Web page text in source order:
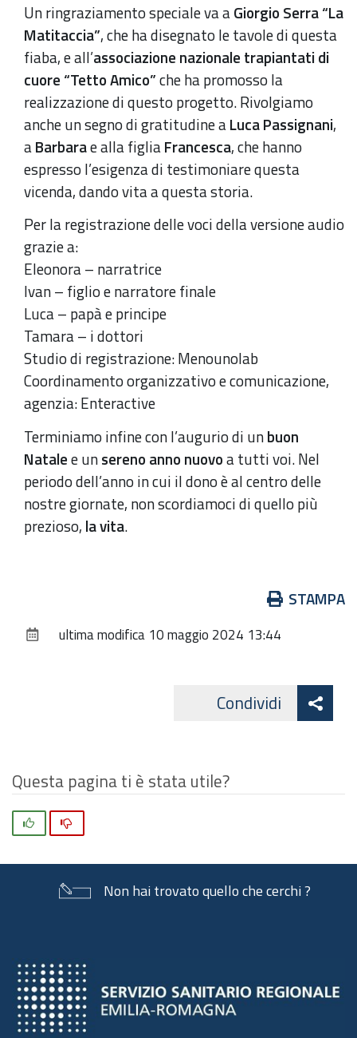
Un ringraziamento speciale va aGiorgio Serra “La
Matitaccia”, che ha disegnato le tavole di questa
fiaba, e all’associazione nazionale trapiantati di
cuore “Tetto Amico”che ha promosso la
realizzazione di questo progetto. Rivolgiamo
anche un segno di gratitudine aLuca Passignani,
aBarbarae alla figliaFrancesca, che hanno
espresso l’esigenza di testimoniare questa
vicenda, dando vita a questa storia.
Per la registrazione delle voci della versione audio
grazie a:
Eleonora – narratrice
Ivan – figlio e narratore finale
Luca – papà e principe
Tamara – i dottori
Studio di registrazione: Menounolab
Coordinamento organizzativo e comunicazione,
agenzia: Enteractive
Terminiamo infine con l’augurio di unbuon
Natalee unsereno anno nuovoa tutti voi. Nel
periodo dell’anno in cui il dono è al centro delle
nostre giornate, non scordiamoci di quello più
prezioso, la vita.
documento
STAMPA
ultima modifica 10 maggio 2024 13:44
Condividi
Questa pagina ti è stata utile?
Non hai trovato quello che cerchi ?